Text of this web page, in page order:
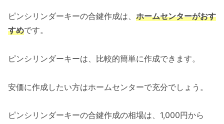
ピンシリンダーキーの合鍵作成は、 ホームセンターがおす
すめです。
ピンシリンダーキーは、比較的簡単に作成できます。
安価に作成したい方はホームセンターで充分でしょう。
ピンシリンダーキーの合鍵作成の相場は、1,000円から